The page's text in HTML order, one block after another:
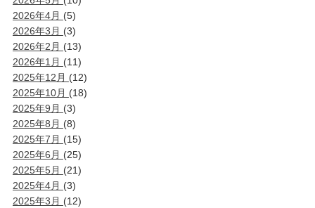
2026年4月 (5)
2026年3月 (3)
2026年2月 (13)
2026年1月 (11)
2025年12月 (12)
2025年10月 (18)
2025年9月 (3)
2025年8月 (8)
2025年7月 (15)
2025年6月 (25)
2025年5月 (21)
2025年4月 (3)
2025年3月 (12)